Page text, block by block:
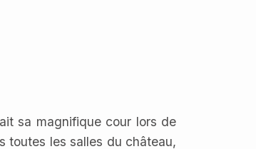
sa magnifique cour lors de
toutes les salles du château,